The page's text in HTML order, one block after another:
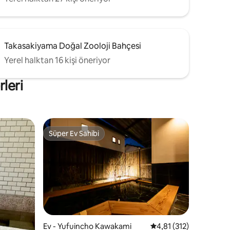
20
buharı
Takasakiyama Doğal Zooloji Bahçesi
Yerel halktan 16 kişi öneriyor
arasındaSüper Ev Sahibi
Süper Ev Sahibi
Ev - Yufuincho Kawakami 5 üzerinden ortalama
4,81 (312)